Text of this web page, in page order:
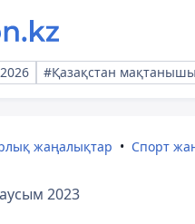
#Қазақстан мақтанышы
жаңалықтар Спорт
2023